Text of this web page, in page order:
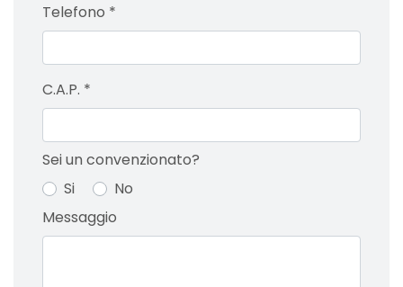
Telefono *
C.A.P. *
Sei un convenzionato?
Si
No
Messaggio